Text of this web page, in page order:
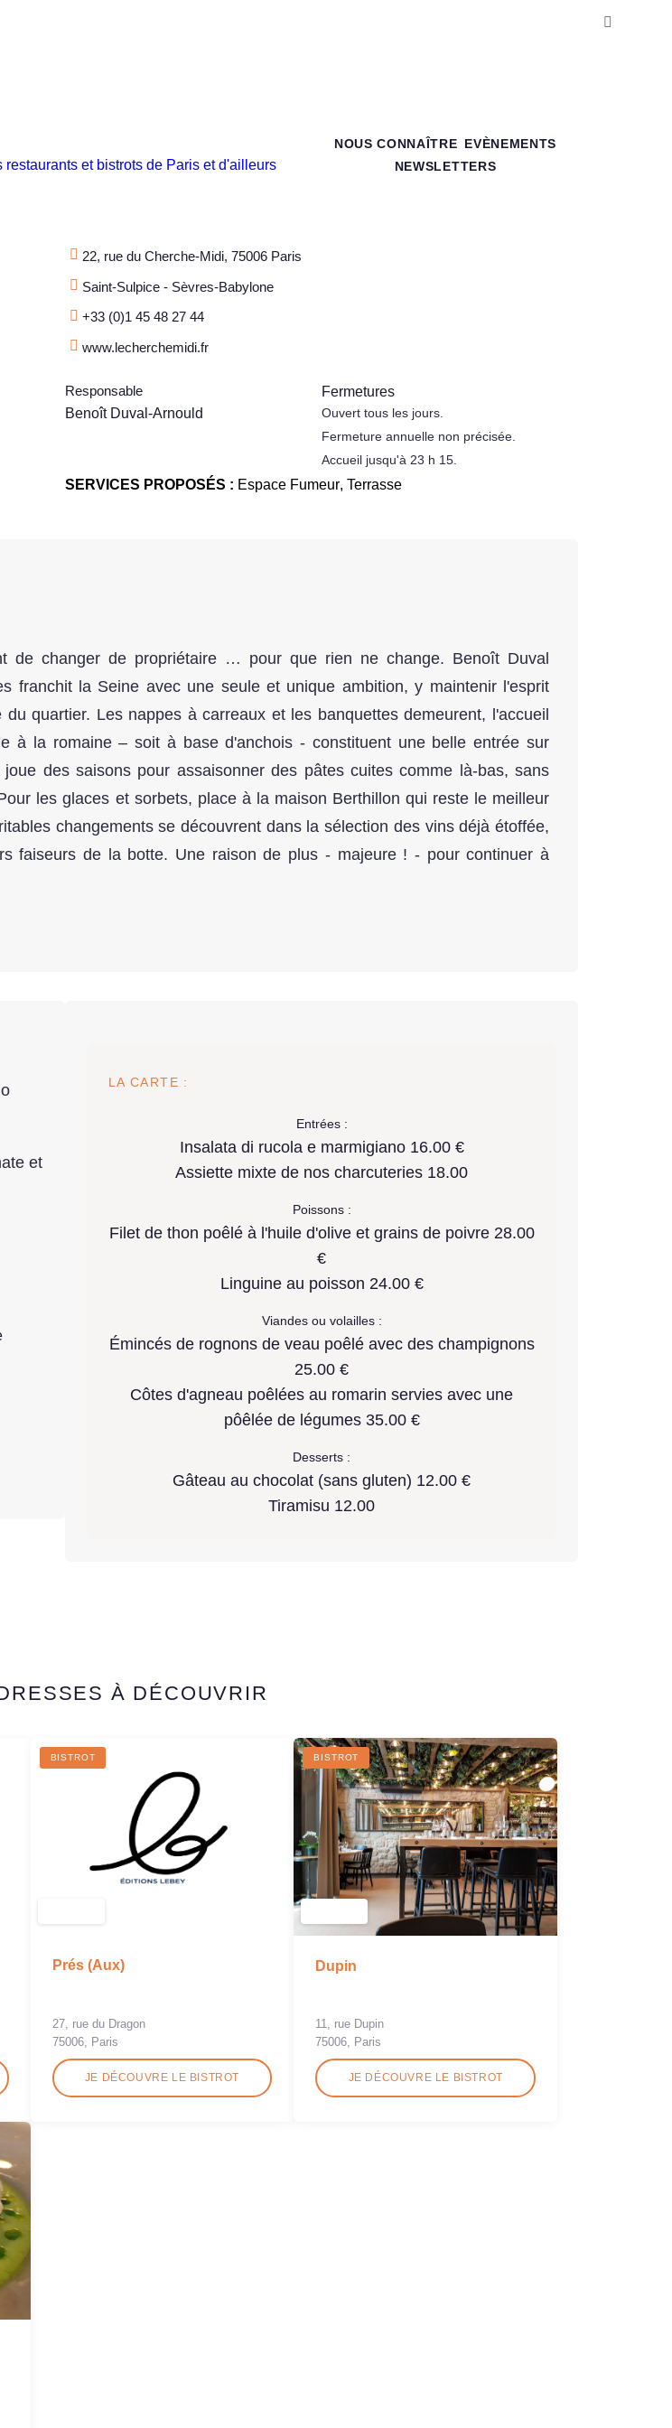
NOUS CONNAÎTRE
EVÈNEMENTS
NEWSLETTERS
22, rue du Cherche-Midi, 75006 Paris
Saint-Sulpice - Sèvres-Babylone
+33 (0)1 45 48 27 44
www.lecherchemidi.fr
Responsable
Benoît Duval-Arnould
Fermetures
Ouvert tous les jours.
Fermeture annuelle non précisée.
Accueil jusqu'à 23 h 15.
SERVICES PROPOSÉS : Espace Fumeur, Terrasse
de changer de propriétaire … pour que rien ne change. Benoît Duval
franchit la Seine avec une seule et unique ambition, y maintenir l'esprit
quartier. Les nappes à carreaux et les banquettes demeurent, l'accueil
à la romaine – soit à base d'anchois - constituent une belle entrée sur
des saisons pour assaisonner des pâtes cuites comme là-bas, sans
les glaces et sorbets, place à la maison Berthillon qui reste le meilleur
changements se découvrent dans la sélection des vins déjà étoffée,
faiseurs de la botte. Une raison de plus - majeure ! - pour continuer à
et
LA CARTE :
Entrées :
Insalata di rucola e marmigiano 16.00 €
Assiette mixte de nos charcuteries 18.00
Poissons :
Filet de thon poêlé à l'huile d'olive et grains de poivre 28.00
€
Linguine au poisson 24.00 €
Viandes ou volailles :
Émincés de rognons de veau poêlé avec des champignons
25.00 €
Côtes d'agneau poêlées au romarin servies avec une
pôêlée de légumes 35.00 €
Desserts :
Gâteau au chocolat (sans gluten) 12.00 €
Tiramisu 12.00
À DÉCOUVRIR
BISTROT
Prés (Aux)
27, rue du Dragon
75006, Paris
JE DÉCOUVRE LE BISTROT
BISTROT
Dupin
11, rue Dupin
75006, Paris
JE DÉCOUVRE LE BISTROT